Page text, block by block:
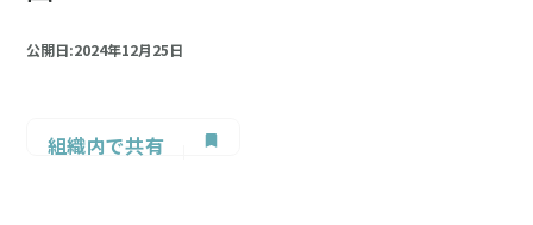
公開日:2024年12月25日
組織内で共有